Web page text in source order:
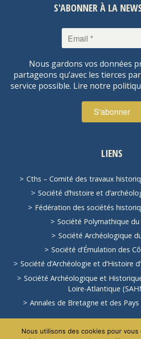
S'ABONNER À LA
Nous gardons vos données
partageons qu’avec les tierces
service possible. Lire notre
LIENS
Cths – Comité des travaux
Société d’histoire et
Fédération des sociétés
Société Polymathique
Société Archéologique
Société d’Émulation des
Société d’Archéologie et d’Histoire
Société Archéologique et
Loire-Atlantique
Annales de Bretagne et des Pays
Nous utilisons des cookies pour vous